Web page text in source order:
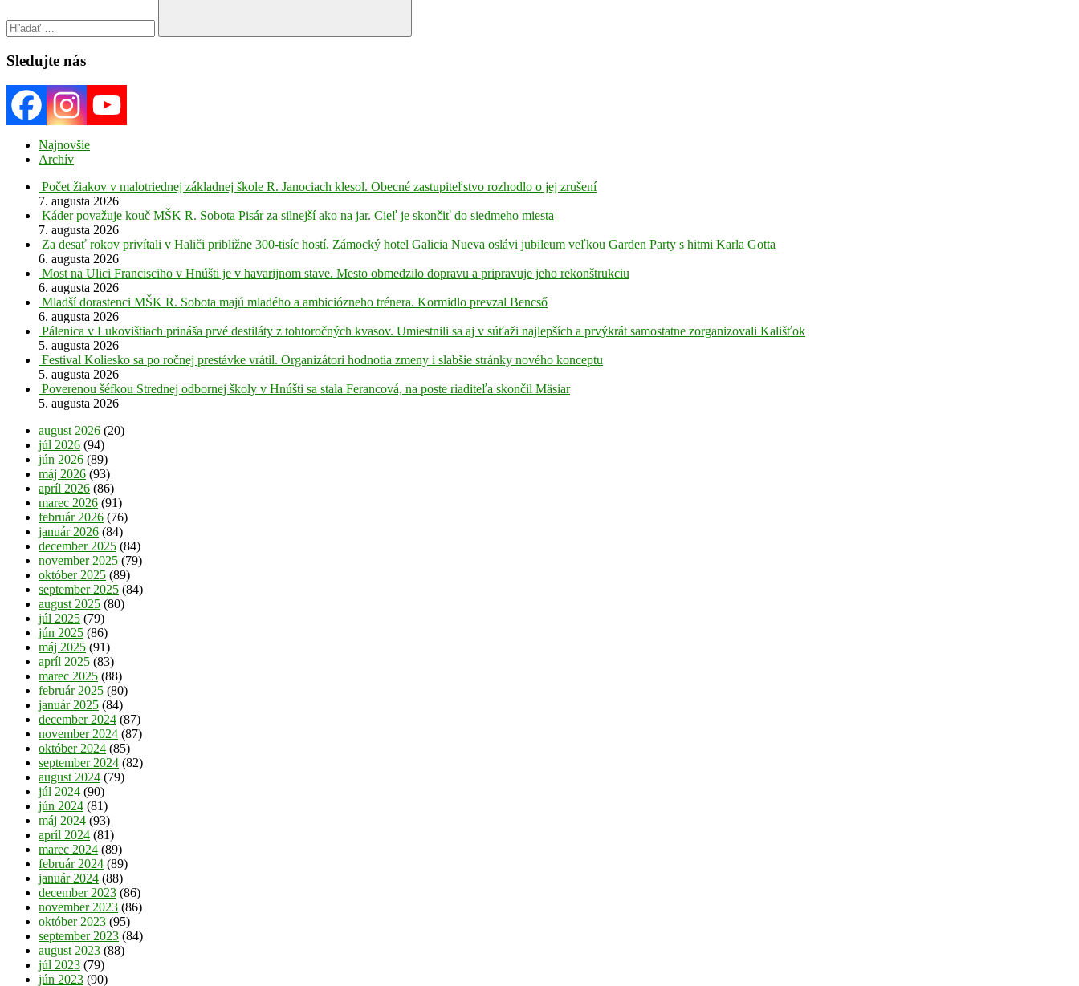
Search
Sledujte nás
Najnovšie
Archív
Počet žiakov v malotriednej základnej škole R. Janociach klesol. Obecné zastupiteľstvo rozhodlo o jej zrušení
7. augusta 2026
Káder považuje kouč MŠK R. Sobota Pisár za silnejší ako na jar. Cieľ je skončiť do siedmeho miesta
7. augusta 2026
Za desať rokov privítali v Haliči približne 300-tisíc hostí. Zámocký hotel Galicia Nueva oslávi jubileum veľkou Garden Party s hitmi Karla Gotta
6. augusta 2026
Most na Ulici Francisciho v Hnúšti je v havarijnom stave. Mesto obmedzilo dopravu a pripravuje jeho rekonštrukciu
6. augusta 2026
Mladší dorastenci MŠK R. Sobota majú mladého a ambiciózneho trénera. Kormidlo prevzal Bencső
6. augusta 2026
Pálenica v Lukovištiach prináša prvé destiláty z tohtoročných kvasov. Umiestnili sa aj v súťaži najlepších a prvýkrát samostatne zorganizovali Kališťok
5. augusta 2026
Festival Koliesko sa po ročnej prestávke vrátil. Organizátori hodnotia zmeny i slabšie stránky nového konceptu
5. augusta 2026
Poverenou šéfkou Strednej odbornej školy v Hnúšti sa stala Ferancová, na poste riaditeľa skončil Mäsiar
5. augusta 2026
august 2026 (20)
júl 2026 (94)
jún 2026 (89)
máj 2026 (93)
apríl 2026 (86)
marec 2026 (91)
február 2026 (76)
január 2026 (84)
december 2025 (84)
november 2025 (79)
október 2025 (89)
september 2025 (84)
august 2025 (80)
júl 2025 (79)
jún 2025 (86)
máj 2025 (91)
apríl 2025 (83)
marec 2025 (88)
február 2025 (80)
január 2025 (84)
december 2024 (87)
november 2024 (87)
október 2024 (85)
september 2024 (82)
august 2024 (79)
júl 2024 (90)
jún 2024 (81)
máj 2024 (93)
apríl 2024 (81)
marec 2024 (89)
február 2024 (89)
január 2024 (88)
december 2023 (86)
november 2023 (86)
október 2023 (95)
september 2023 (84)
august 2023 (88)
júl 2023 (79)
jún 2023 (90)